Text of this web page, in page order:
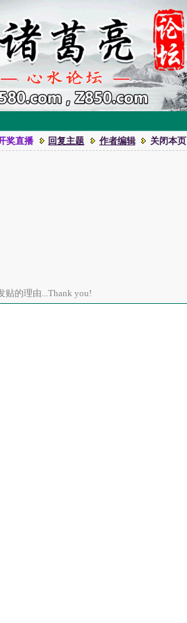
奖直播 回复主题 作者编辑 关闭本页
贴的理由...Thank you!